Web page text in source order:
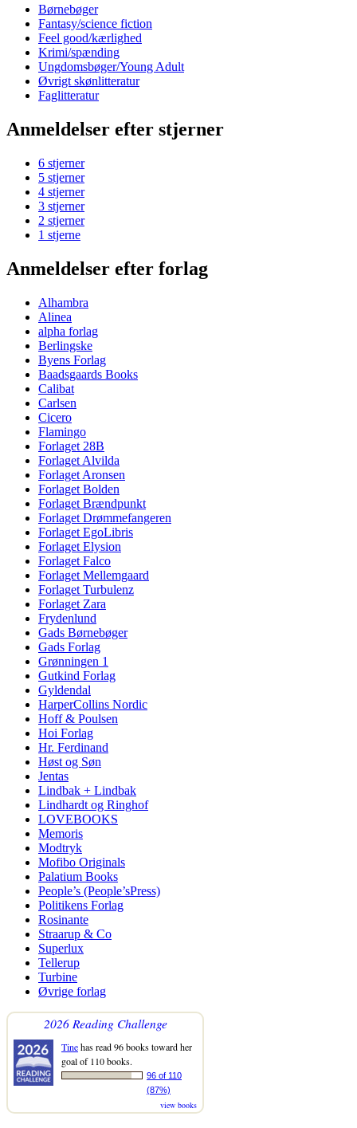
Børnebøger
Fantasy/science fiction
Feel good/kærlighed
Krimi/spænding
Ungdomsbøger/Young Adult
Øvrigt skønlitteratur
Faglitteratur
Anmeldelser efter stjerner
6 stjerner
5 stjerner
4 stjerner
3 stjerner
2 stjerner
1 stjerne
Anmeldelser efter forlag
Alhambra
Alinea
alpha forlag
Berlingske
Byens Forlag
Baadsgaards Books
Calibat
Carlsen
Cicero
Flamingo
Forlaget 28B
Forlaget Alvilda
Forlaget Aronsen
Forlaget Bolden
Forlaget Brændpunkt
Forlaget Drømmefangeren
Forlaget EgoLibris
Forlaget Elysion
Forlaget Falco
Forlaget Mellemgaard
Forlaget Turbulenz
Forlaget Zara
Frydenlund
Gads Børnebøger
Gads Forlag
Grønningen 1
Gutkind Forlag
Gyldendal
HarperCollins Nordic
Hoff & Poulsen
Hoi Forlag
Hr. Ferdinand
Høst og Søn
Jentas
Lindbak + Lindbak
Lindhardt og Ringhof
LOVEBOOKS
Memoris
Modtryk
Mofibo Originals
Palatium Books
People’s (People’sPress)
Politikens Forlag
Rosinante
Straarup & Co
Superlux
Tellerup
Turbine
Øvrige forlag
2026 Reading Challenge
Tinehas read 96 books toward her
goal of 110 books.
96 of 110
(87%)
view books